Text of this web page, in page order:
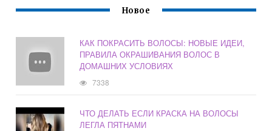
Новое
КАК ПОКРАСИТЬ ВОЛОСЫ: НОВЫЕ ИДЕИ,
ПРАВИЛА ОКРАШИВАНИЯ ВОЛОС В
ДОМАШНИХ УСЛОВИЯХ
7338
ЧТО ДЕЛАТЬ ЕСЛИ КРАСКА НА ВОЛОСЫ
ЛЕГЛА ПЯТНАМИ